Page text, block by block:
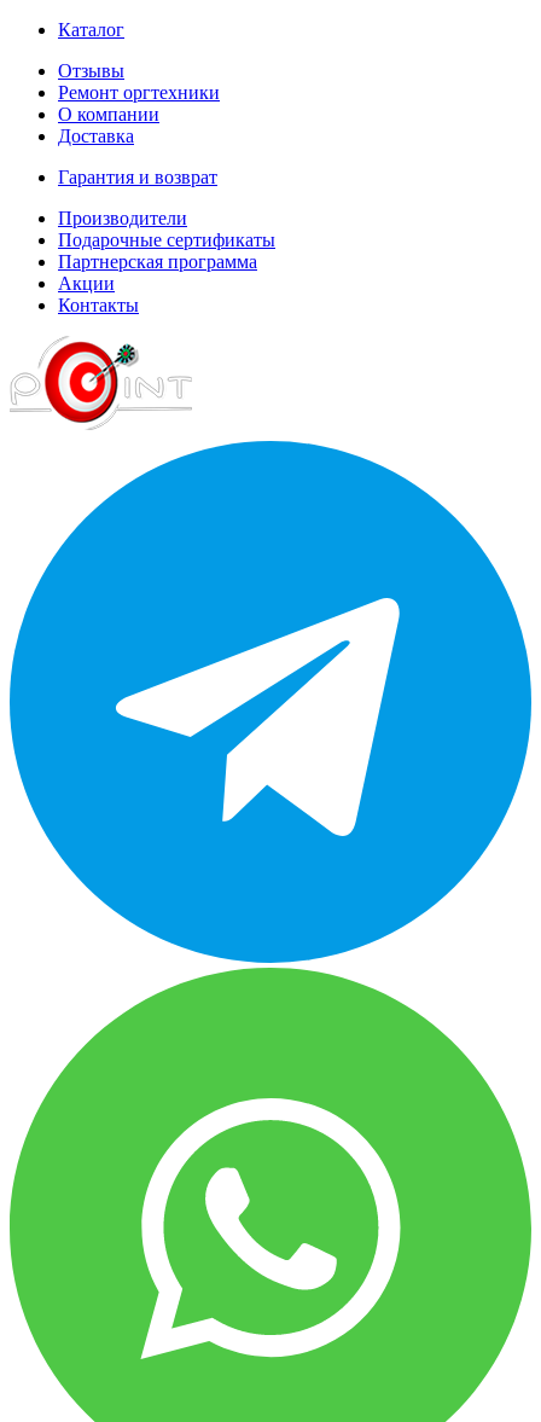
Каталог
Отзывы
Ремонт оргтехники
О компании
Доставка
Гарантия и возврат
Производители
Подарочные сертификаты
Партнерская программа
Акции
Контакты